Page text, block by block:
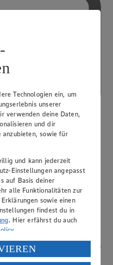
Technologien ein, um
unserer
verwenden deine Daten,
und dir
sowie für
und kann jederzeit
Einstellungen angepasst
auf Basis deiner
alle Funktionalitäten zur
sowie einen
findest du in
. Hier erfährst du auch
.
Daten in den